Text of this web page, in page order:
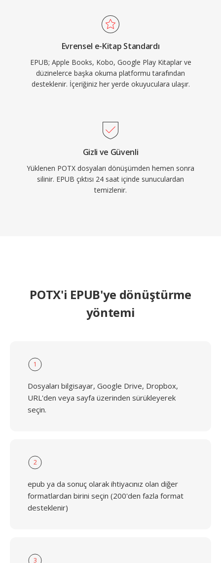
Evrensel e-Kitap Standardı
EPUB; Apple Books, Kobo, Google Play Kitaplar ve
düzinelerce başka okuma platformu tarafından
desteklenir. İçeriğiniz her yerde okuyuculara ulaşır.
Gizli ve Güvenli
Yüklenen POTX dosyaları dönüşümden hemen sonra
silinir. EPUB çıktısı 24 saat içinde sunuculardan
temizlenir.
POTX'i EPUB'ye dönüştürme
yöntemi
1
Dosyaları bilgisayar, Google Drive, Dropbox,
URL'den veya sayfa üzerinden sürükleyerek
seçin.
2
epub ya da sonuç olarak ihtiyacınız olan diğer
formatlardan birini seçin (200'den fazla format
desteklenir)
3